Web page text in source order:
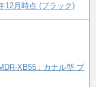
12月時点 (ブラック)
XB55 : カナル型 ブ